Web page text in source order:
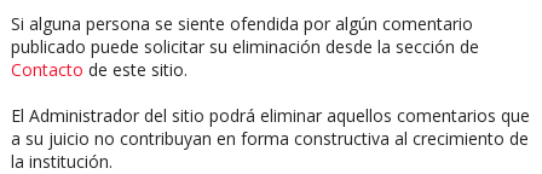
Si alguna persona se siente ofendida por algún comentario
publicado puede solicitar su eliminación desde la sección de
Contacto de este sitio.
El Administrador del sitio podrá eliminar aquellos comentarios que
a su juicio no contribuyan en forma constructiva al crecimiento de
la institución.